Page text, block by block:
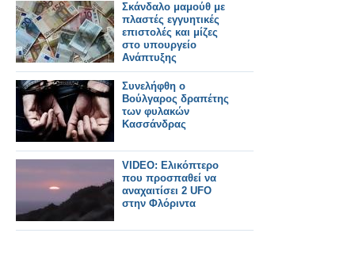
Σκάνδαλο μαμούθ με
πλαστές εγγυητικές
επιστολές και μίζες
στο υπουργείο
Ανάπτυξης
Συνελήφθη ο
Βούλγαρος δραπέτης
των φυλακών
Κασσάνδρας
VIDEO: Ελικόπτερο
που προσπαθεί να
αναχαιτίσει 2 UFO
στην Φλόριντα